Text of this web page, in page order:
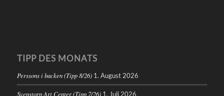
TIPP DES MONATS
Perssons i backen (Tipp 8/26) 1. August 2026
Svenstorp Art Center (Tipp 7/26) 1. Juli 2026